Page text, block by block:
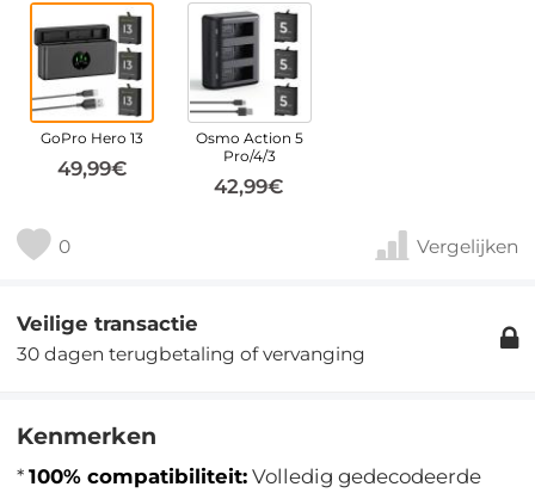
GoPro Hero 13
49,99€
Osmo Action 5
Pro/4/3
42,99€
0 Vergelijken
Veilige transactie
30 dagen terugbetaling of vervanging
Kenmerken
*100% compatibiliteit: Volledig gedecodeerde